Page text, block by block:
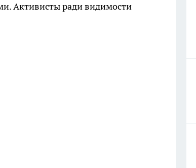
Активисты ради видимости